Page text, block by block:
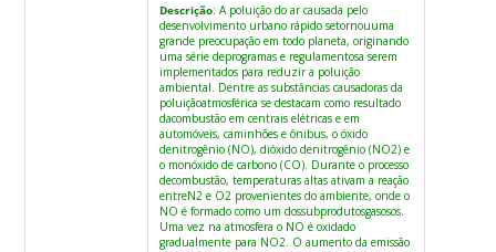
Descrição: A poluição do ar causada pelo
desenvolvimento urbano rápido setornouuma
grande preocupação em todo planeta, originando
uma série deprogramas e regulamentosa serem
implementados para reduzir a poluição
ambiental. Dentre as substâncias causadoras da
poluiçãoatmosférica se destacam como resultado
dacombustão em centrais elétricas e em
automóveis, caminhões e ônibus, o óxido
denitrogênio (NO), dióxido denitrogênio (NO2) e
o monóxido de carbono (CO). Durante o processo
decombustão, temperaturas altas ativam a reação
entreN2 e O2 provenientes do ambiente, onde o
NO é formado como um dossubprodutosgasosos.
Uma vez na atmosfera o NO é oxidado
gradualmente para NO2. O aumento da emissão